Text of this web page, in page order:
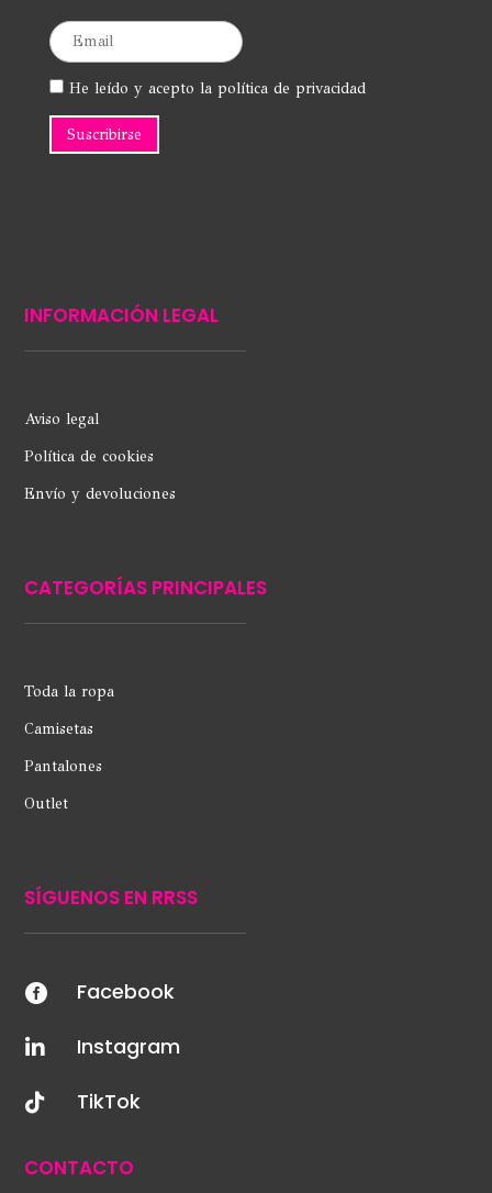
He leído y acepto la política de privacidad
INFORMACIÓN LEGAL
Aviso legal
Política de cookies
Envío y devoluciones
CATEGORÍAS PRINCIPALES
Toda la ropa
Camisetas
Pantalones
Outlet
SÍGUENOS EN RRSS
 Facebook
 Instagram
 TikTok
CONTACTO